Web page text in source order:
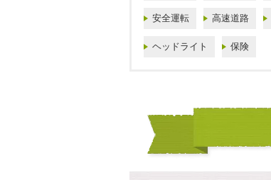
安全運転 高速道路
ヘッドライト 保険